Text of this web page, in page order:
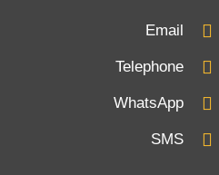
Email
Telephone
WhatsApp
SMS